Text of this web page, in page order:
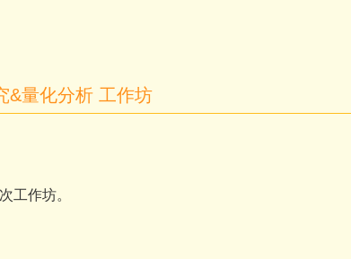
&量化分析 工作坊
工作坊。